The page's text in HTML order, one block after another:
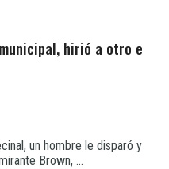
hirió a otro e
un hombre le disparó y
Brown, ...